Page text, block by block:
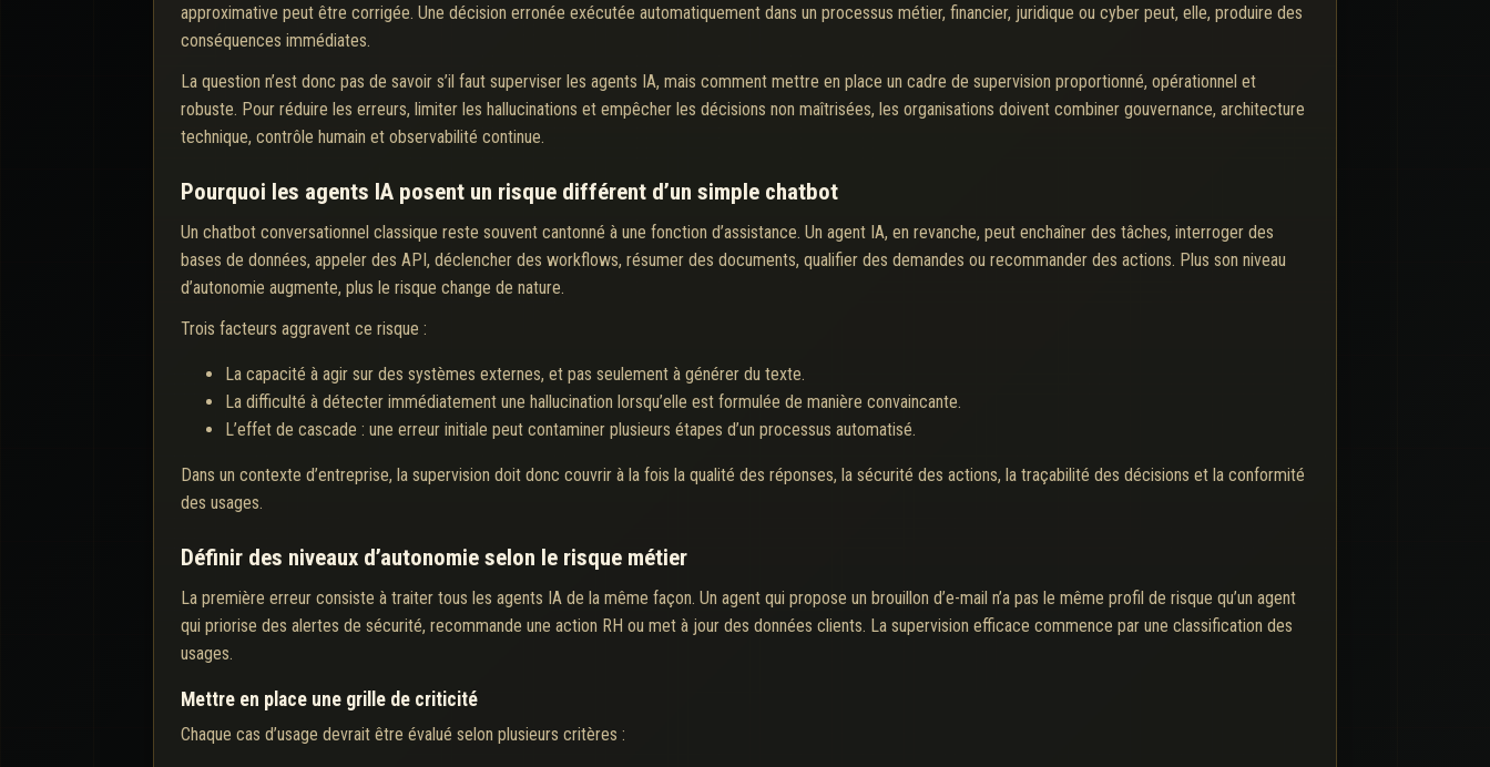
approximative peut être corrigée. Une décision erronée exécutée automatiquement dans un processus métier, financier, juridique ou cyber peut, elle, produire des
conséquences immédiates.
La question n’est donc pas de savoir s’il faut superviser les agents IA, mais comment mettre en place un cadre de supervision proportionné, opérationnel et
robuste. Pour réduire les erreurs, limiter les hallucinations et empêcher les décisions non maîtrisées, les organisations doivent combiner gouvernance, architecture
technique, contrôle humain et observabilité continue.
Pourquoi les agents IA posent un risque différent d’un simple chatbot
Un chatbot conversationnel classique reste souvent cantonné à une fonction d’assistance. Un agent IA, en revanche, peut enchaîner des tâches, interroger des
bases de données, appeler des API, déclencher des workflows, résumer des documents, qualifier des demandes ou recommander des actions. Plus son niveau
d’autonomie augmente, plus le risque change de nature.
Trois facteurs aggravent ce risque :
La capacité à agir sur des systèmes externes, et pas seulement à générer du texte.
La difficulté à détecter immédiatement une hallucination lorsqu’elle est formulée de manière convaincante.
L’effet de cascade : une erreur initiale peut contaminer plusieurs étapes d’un processus automatisé.
Dans un contexte d’entreprise, la supervision doit donc couvrir à la fois la qualité des réponses, la sécurité des actions, la traçabilité des décisions et la conformité
des usages.
Définir des niveaux d’autonomie selon le risque métier
La première erreur consiste à traiter tous les agents IA de la même façon. Un agent qui propose un brouillon d’e-mail n’a pas le même profil de risque qu’un agent
qui priorise des alertes de sécurité, recommande une action RH ou met à jour des données clients. La supervision efficace commence par une classification des
usages.
Mettre en place une grille de criticité
Chaque cas d’usage devrait être évalué selon plusieurs critères :